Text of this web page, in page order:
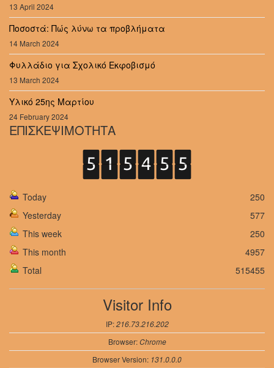
13 April 2024
Ποσοστά: Πώς λύνω τα προβλήματα
14 March 2024
Φυλλάδιο για Σχολικό Εκφοβισμό
13 March 2024
Υλικό 25ης Μαρτίου
24 February 2024
ΕΠΙΣΚΕΨΙΜΟΤΗΤΑ
Today
250
Yesterday
577
This week
250
This month
4957
Total
515455
Visitor Info
IP:216.73.216.202
Browser:Chrome
Browser Version: 131.0.0.0